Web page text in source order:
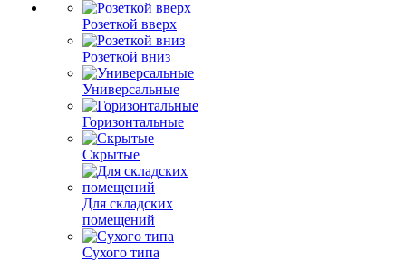
Розеткой вверх
Розеткой вниз
Универсальные
Горизонтальные
Скрытые
Для складских
помещений
Сухого типа